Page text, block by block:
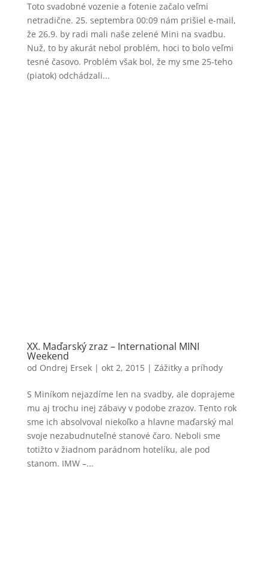
Toto svadobné vozenie a fotenie začalo veľmi
netradične. 25. septembra 00:09 nám prišiel e-mail,
že 26.9. by radi mali naše zelené Mini na svadbu.
Nuž, to by akurát nebol problém, hoci to bolo veľmi
tesné časovo. Problém však bol, že my sme 25-teho
(piatok) odchádzali...
XX. Maďarský zraz – International MINI
Weekend
od Ondrej Ersek| okt 2, 2015| Zážitky a príhody
S Miníkom nejazdíme len na svadby, ale doprajeme
mu aj trochu inej zábavy v podobe zrazov. Tento rok
sme ich absolvoval niekoľko a hlavne maďarský mal
svoje nezabudnuteľné stanové čaro. Neboli sme
totižto v žiadnom parádnom hotelíku, ale pod
stanom. IMW –...